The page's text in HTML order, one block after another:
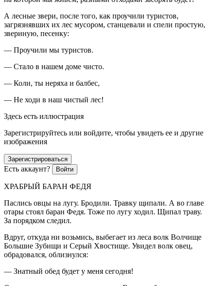
А лесные звери, после того, как проучили туристов,
загрязнявших их лес мусором, станцевали и спели простую,
звериную, песенку:
— Проучили мы туристов.
— Стало в нашем доме чисто.
— Коли, ты неряха и балбес,
— Не ходи в наш чистый лес!
Здесь есть иллюстрация
Зарегистрируйтесь или войдите, чтобы увидеть ее и другие
изображения
Зарегистрироваться
Есть аккаунт? Войти
ХРАБРЫЙ БАРАН ФЕДЯ
Паслись овцы на лугу. Бродили. Травку щипали. А во главе
отары стоял баран Федя. Тоже по лугу ходил. Щипал траву.
За порядком следил.
Вдруг, откуда ни возьмись, выбегает из леса волк Волчище
Большие Зубищи и Серый Хвостище. Увидел волк овец,
обрадовался, облизнулся:
— Знатный обед будет у меня сегодня!